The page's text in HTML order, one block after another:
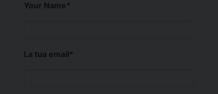
Your Name*
La tua email*